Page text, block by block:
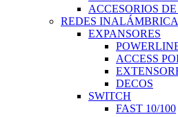
ACCESORIOS
REDES
EXPANSORES
ACCESS
DECOS
SWITCH
FAST 10/100